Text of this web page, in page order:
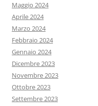
Maggio 2024
Aprile 2024
Marzo 2024
Febbraio 2024
Gennaio 2024
Dicembre 2023
Novembre 2023
Ottobre 2023
Settembre 2023